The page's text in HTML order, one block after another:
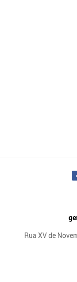
Rua XV de